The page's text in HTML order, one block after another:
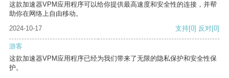
这款加速器VPM应用程序可以给你提供最高速度和安全性的连接，并帮
助你在网络上自由移动。
2024-10-17
支持[0] 反对[0]
游客
这款加速器VPM应用程序已经为我们带来了无限的隐私保护和安全性保
护。